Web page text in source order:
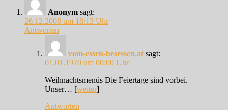
Anonym sagt:
26.12.2008 um 18:13 Uhr
Antworten
vom-essen-besessen.at sagt:
01.01.1970 um 00:00 Uhr
Weihnachtsmenüs Die Feiertage sind vorbei.
Unser… [weiter]
Antworten